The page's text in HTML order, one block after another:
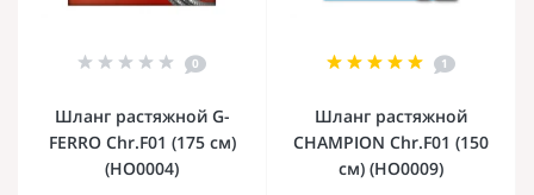
0
Шланг растяжной G-
FERRO Chr.F01 (175 см)
(HO0004)
1
Шланг растяжной
CHAMPION Chr.F01 (150
см) (HO0009)